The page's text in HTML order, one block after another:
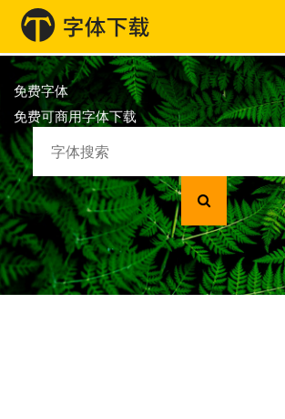
免费字体
免费可商用字体下载